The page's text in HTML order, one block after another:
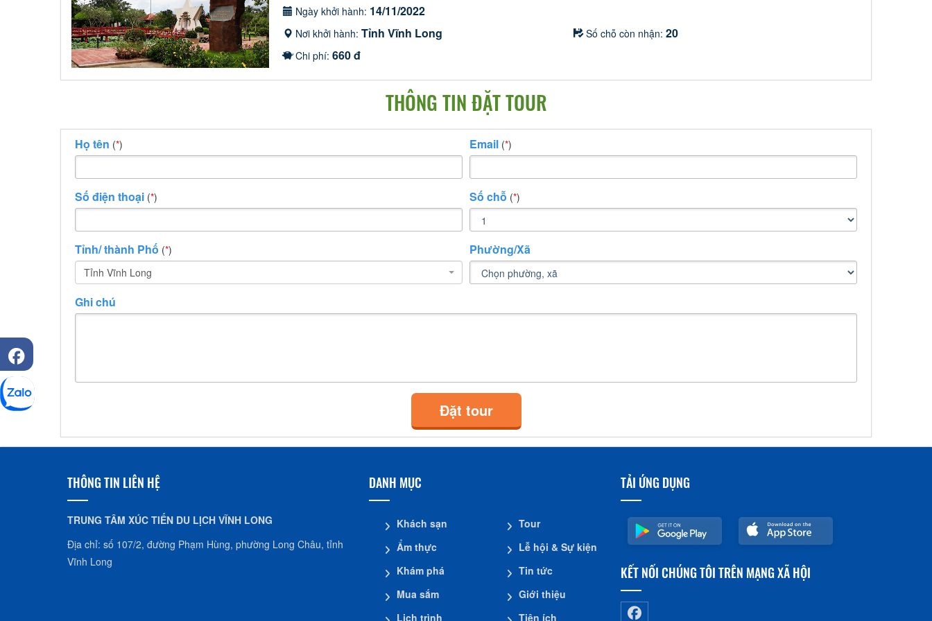
Ngày khởi hành: 14/11/2022
Nơi khởi hành: Tỉnh Vĩnh Long Số chỗ còn nhận: 20
Chi phí: 660 đ
THÔNG TIN ĐẶT TOUR
Họ tên (*) Email (*)
Số điện thoại (*) Số chỗ (*)
Tỉnh/ thành Phố (*)
Tỉnh Vĩnh Long
Phường/Xã
Ghi chú
Đặt tour
THÔNG TIN LIÊN HỆ
TRUNG TÂM XÚC TIẾN DU LỊCH VĨNH LONG
Địa chỉ: số 107/2, đường Phạm Hùng, phường Long Châu, tỉnh
Vĩnh Long
DANH MỤC
Khách sạn
Ẩm thực
Khám phá
Mua sắm
Lịch trình
Tour
Lễ hội & Sự kiện
Tin tức
Giới thiệu
Tiện ích
TẢI ỨNG DỤNG
KẾT NỐI CHÚNG TÔI TRÊN MẠNG XÃ HỘI